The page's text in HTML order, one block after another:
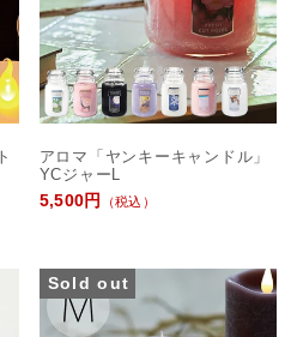
アロマ「ヤンキーキャンドル」
YCジャーL
5,500円
（税込）
Sold out